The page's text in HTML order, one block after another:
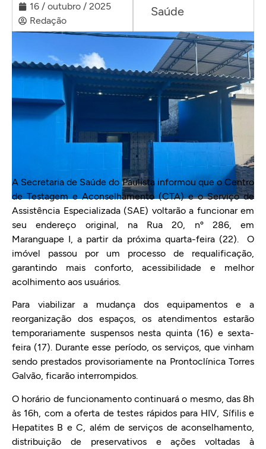
16 / outubro / 2025
Redação
Saúde
A Secretaria de Saúde do Paulista informou que o Centro
de Testagem e Aconselhamento (CTA) e o Serviço de
Assistência Especializada (SAE) voltarão a funcionar em
seu endereço original, na Rua 20, nº 286, em
Maranguape I, a partir da próxima quarta-feira (22). O
imóvel passou por um processo de requalificação,
garantindo mais conforto, acessibilidade e melhor
acolhimento aos usuários.
Para viabilizar a mudança dos equipamentos e a
reorganização dos espaços, os atendimentos estarão
temporariamente suspensos nesta quinta (16) e sexta-
feira (17). Durante esse período, os serviços, que vinham
sendo prestados provisoriamente na Prontoclínica Torres
Galvão, ficarão interrompidos.
O horário de funcionamento continuará o mesmo, das 8h
às 16h, com a oferta de testes rápidos para HIV, Sífilis e
Hepatites B e C, além de serviços de aconselhamento,
distribuição de preservativos e ações voltadas à